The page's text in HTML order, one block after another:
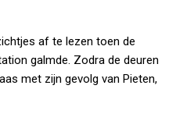
af te lezen toen de
galmde. Zodra de deuren
met zijn gevolg van Pieten,